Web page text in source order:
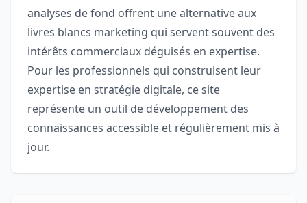
analyses de fond offrent une alternative aux
livres blancs marketing qui servent souvent des
intérêts commerciaux déguisés en expertise.
Pour les professionnels qui construisent leur
expertise en stratégie digitale, ce site
représente un outil de développement des
connaissances accessible et régulièrement mis à
jour.